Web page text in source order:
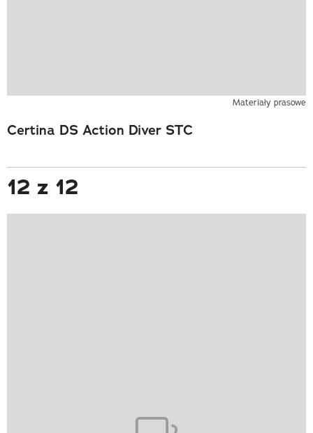
Materiały prasowe
Certina DS Action Diver STC
12 z 12